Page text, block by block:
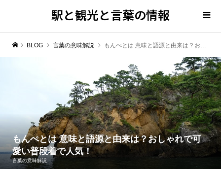
駅と観光と言葉の情報
BLOG 言葉の意味解説 もんぺとは 意味と語源と由来は？おしゃれで可愛い普段着で人気！
もんぺとは 意味と語源と由来は？おしゃれで可
愛い普段着で人気！
言葉の意味解説